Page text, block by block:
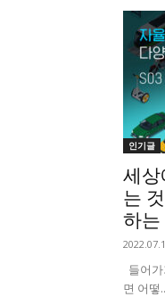
인기글
세상
는
하는
들어
면 어떻